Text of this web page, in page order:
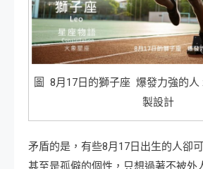
圖 8月17日的獅子座 爆發力強的
製設計
矛盾的是，有些8月17日出生的人卻